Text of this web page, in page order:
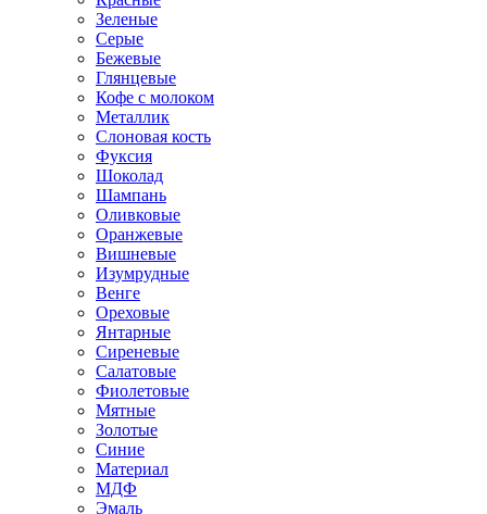
Зеленые
Серые
Бежевые
Глянцевые
Кофе с молоком
Металлик
Слоновая кость
Фуксия
Шоколад
Шампань
Оливковые
Оранжевые
Вишневые
Изумрудные
Венге
Ореховые
Янтарные
Сиреневые
Салатовые
Фиолетовые
Мятные
Золотые
Синие
Материал
МДФ
Эмаль